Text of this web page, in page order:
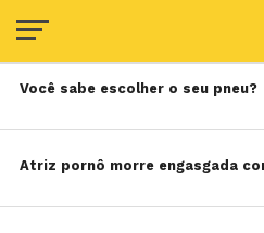
Você sabe escolher o seu pneu?
Atriz pornô morre engasgada